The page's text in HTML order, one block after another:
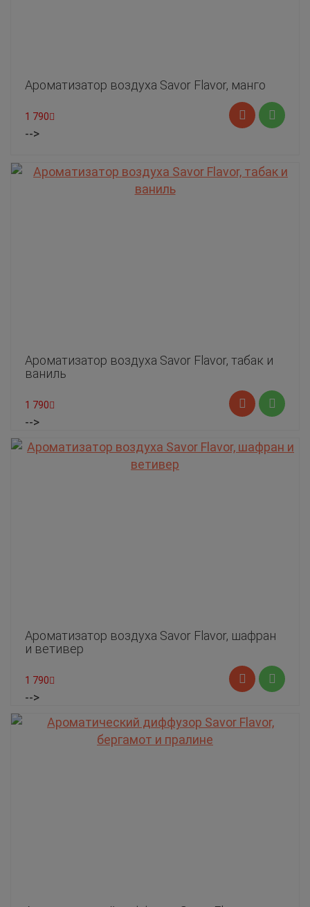
Ароматизатор воздуха Savor Flavor, манго
1 790
-->
Ароматизатор воздуха Savor Flavor, табак и
ваниль
1 790
-->
Ароматизатор воздуха Savor Flavor, шафран
и ветивер
1 790
-->